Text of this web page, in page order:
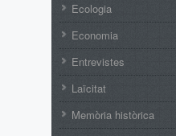
Ecologia
Economia
Entrevistes
Laïcitat
Memòria històrica